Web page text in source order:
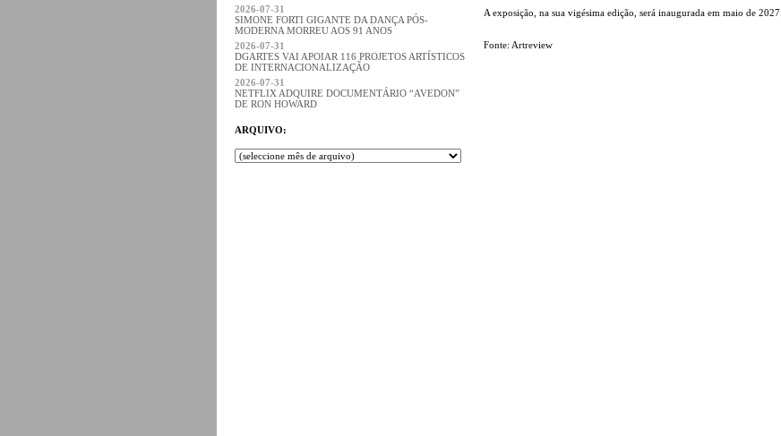
2026-07-31
SIMONE FORTI GIGANTE DA DANÇA PÓS-
MODERNA MORREU AOS 91 ANOS
2026-07-31
DGARTES VAI APOIAR 116 PROJETOS ARTÍSTICOS
DE INTERNACIONALIZAÇÃO
2026-07-31
NETFLIX ADQUIRE DOCUMENTÁRIO “AVEDON”
DE RON HOWARD
ARQUIVO:
A exposição, na sua vigésima edição, será inaugurada em maio de 2027.
Fonte: Artreview